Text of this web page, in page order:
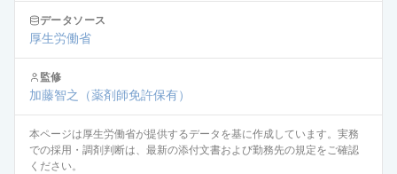
データソース
厚生労働省
監修
加藤智之 （薬剤師免許保有）
本ページは厚生労働省が提供するデータを基に作成しています。実務
での採用・調剤判断は、最新の添付文書および勤務先の規定をご確認
ください。